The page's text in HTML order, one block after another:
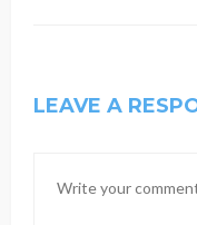
LEAVE A